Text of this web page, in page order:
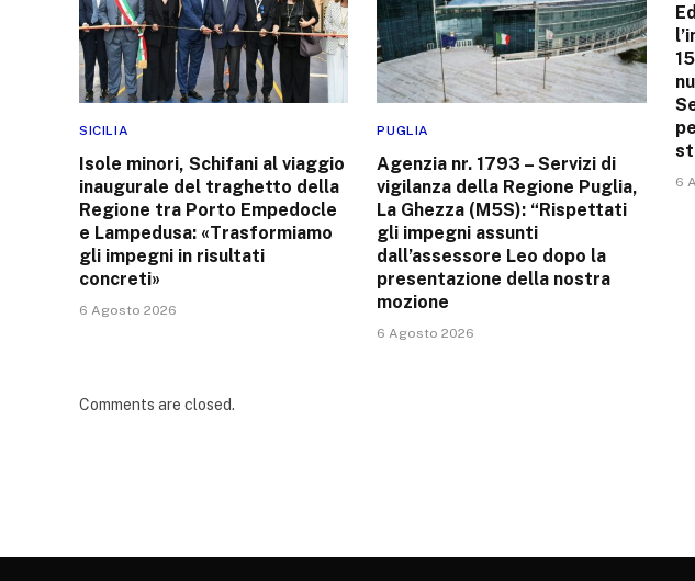
SICILIA
Isole minori, Schifani al viaggio
inaugurale del traghetto della
Regione tra Porto Empedocle
e Lampedusa: «Trasformiamo
gli impegni in risultati
concreti»
6 Agosto 2026
PUGLIA
Agenzia nr. 1793 – Servizi di
vigilanza della Regione Puglia,
La Ghezza (M5S): “Rispettati
gli impegni assunti
dall’assessore Leo dopo la
presentazione della nostra
mozione
6 Agosto 2026
6
Comments are closed.